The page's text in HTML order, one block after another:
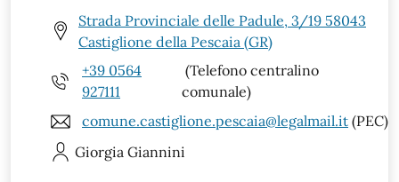
Strada Provinciale delle Padule, 3/19 58043
Castiglione della Pescaia (GR)
+39 0564
927111
(Telefono centralino
comunale)
comune.castiglione.pescaia@legalmail.it (PEC)
Giorgia Giannini